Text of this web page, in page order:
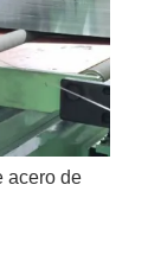
acero de